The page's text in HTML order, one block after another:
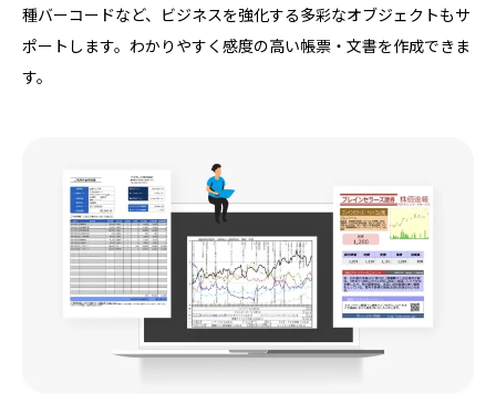
種バーコードなど、ビジネスを強化する多彩なオブジェクトもサ
ポートします。わかりやすく感度の高い帳票・文書を作成できま
す。